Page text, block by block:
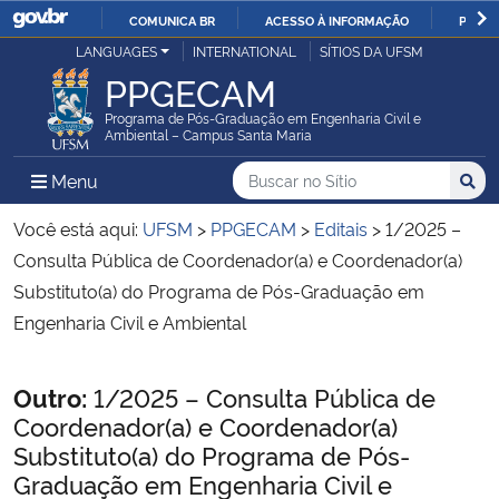
IR
PARA
O
CONTEÚDO
COMUNICA BR ACESSO À INFORMAÇÃO
Ministério da Justiça e Segurança Pública
Ministério da Defesa
Ministério das Relações Exteriores
Ministério da Economia
Ministério da Infraestrutura
Ministério da Agricultura, Pecuária e Abastecimento
Ministério da Educação
LANGUAGES INTERNATIONAL SÍTIOS DA UFSM
PPGECAM
Programa de Pós-Graduação em Engenharia Civil e
Ambiental – Campus Santa Maria
Menu Menu Principal do Sítio
Busca
Buscar no no Sítio
Busca:
Você está aqui: UFSM > PPGECAM > Editais >1/2025 –
Consulta Pública de Coordenador(a) e Coordenador(a)
Substituto(a) do Programa de Pós-Graduação em
Engenharia Civil e Ambiental
Início do conteúdo
Outro: 1/2025 – Consulta Pública de
Coordenador(a) e Coordenador(a)
Substituto(a) do Programa de Pós-
Graduação em Engenharia Civil e